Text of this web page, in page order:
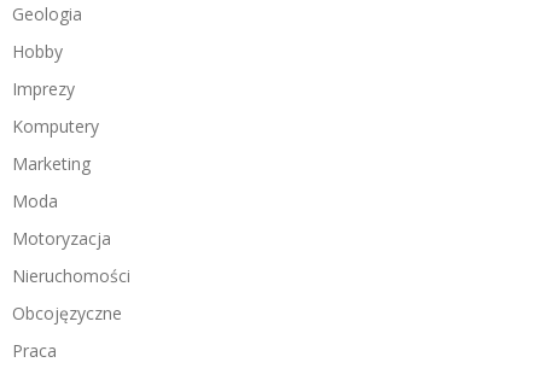
Geologia
Hobby
Imprezy
Komputery
Marketing
Moda
Motoryzacja
Nieruchomości
Obcojęzyczne
Praca